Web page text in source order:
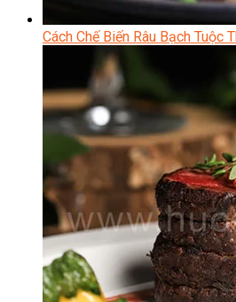
Cách Chế Biến Râu Bạch Tuộc